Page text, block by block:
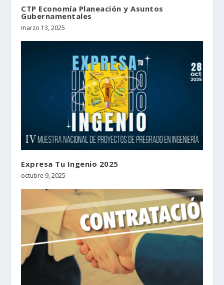
CTP Economía Planeación y Asuntos
Gubernamentales
marzo 13, 2025
Expresa Tu Ingenio 2025
octubre 9, 2025